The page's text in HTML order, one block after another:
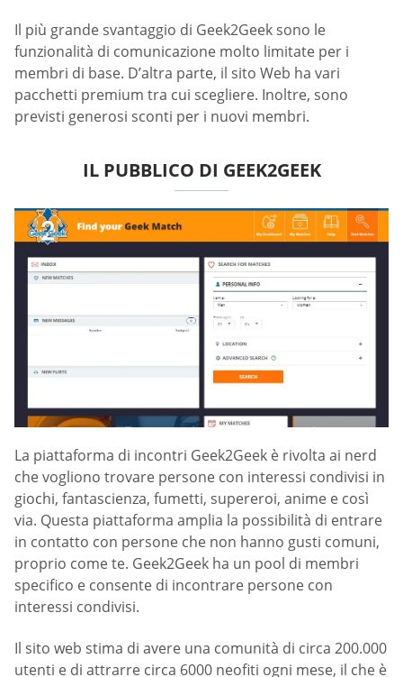
Il più grande svantaggio di Geek2Geek sono le
funzionalità di comunicazione molto limitate per i
membri di base. D’altra parte, il sito Web ha vari
pacchetti premium tra cui scegliere. Inoltre, sono
previsti generosi sconti per i nuovi membri.
IL PUBBLICO DI GEEK2GEEK
La piattaforma di incontri Geek2Geek è rivolta ai nerd
che vogliono trovare persone con interessi condivisi in
giochi, fantascienza, fumetti, supereroi, anime e così
via. Questa piattaforma amplia la possibilità di entrare
in contatto con persone che non hanno gusti comuni,
proprio come te. Geek2Geek ha un pool di membri
specifico e consente di incontrare persone con
interessi condivisi.
Il sito web stima di avere una comunità di circa 200.000
utenti e di attrarre circa 6000 neofiti ogni mese, il che è